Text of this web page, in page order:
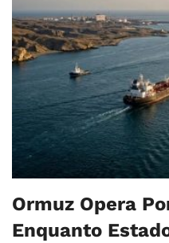
Ormuz Opera
Enquanto